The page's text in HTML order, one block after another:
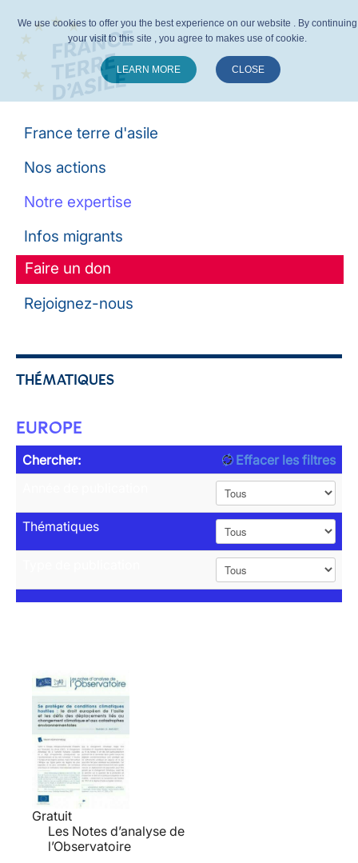
France terre d'asile
Nos actions
Notre expertise
Infos migrants
Faire un don
Rejoignez-nous
THÉMATIQUES
EUROPE
Chercher:
Effacer les filtres
Thématiques
Gratuit
Les Notes d’analyse de
l’Observatoire
We use cookies to offer you the best experience on our website . By continuing
your visit to this site , you agree to makes use of cookie.
LEARN MORE CLOSE